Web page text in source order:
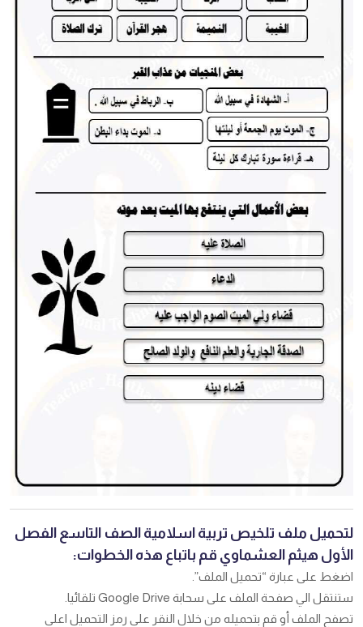
لتحميل ملف تلخيص تربية اسلامية الصف التاسع الفصل
الأول هيثم العشماوي قم باتباع هذه الخطوات:
اضغط على عبارة “تحميل الملف”.
ستنتقل الي صفحة الملف على سحابة Google Drive تلقائيا.
تصفح الملف أو قم بتحميله من خلال النقر على رمز التحميل اعلى